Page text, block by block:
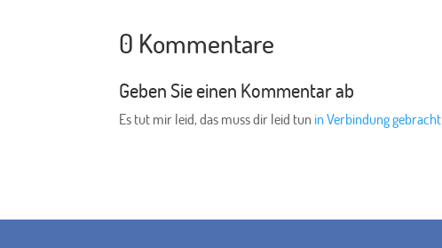
0 Kommentare
Geben Sie einen Kommentar ab
Es tut mir leid, das muss dir leid tun in Verbindung gebracht